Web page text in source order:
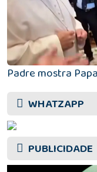
Padre mostra
WHATZAPP
PUBLICIDADE